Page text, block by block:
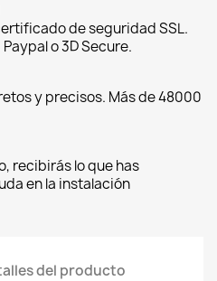
de seguridad SSL.
o 3D Secure.
y precisos. Más de 48000
recibirás lo que has
en la instalación
del producto